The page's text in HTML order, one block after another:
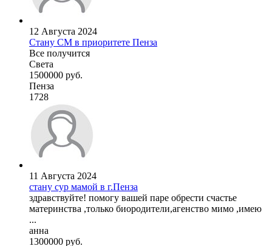
12 Августа 2024
Стану СМ в приоритете Пенза
Все получится
Света
1500000 руб.
Пенза
1728
11 Августа 2024
стану сур мамой в г.Пенза
здравствуйте! помогу вашей паре обрести счастье
материнства ,только биородители,агенство мимо ,имею
...
анна
1300000 руб.